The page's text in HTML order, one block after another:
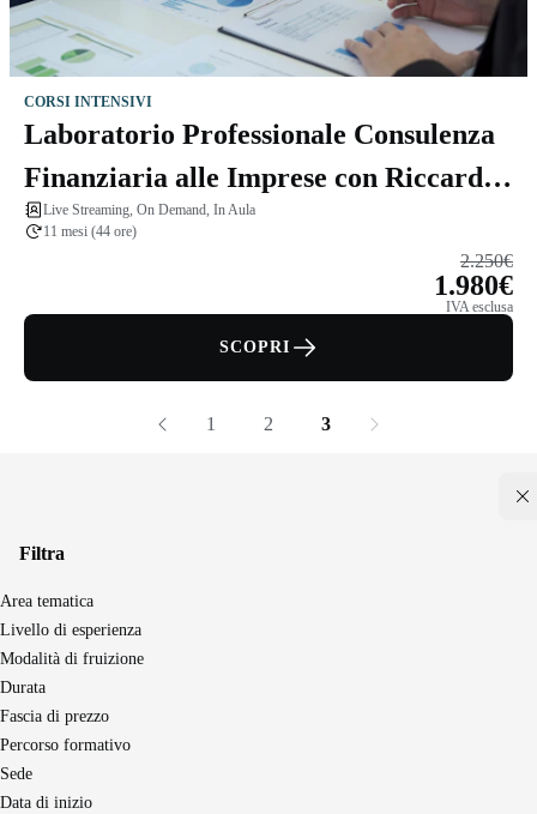
CORSI INTENSIVI
Laboratorio Professionale Consulenza
Finanziaria alle Imprese con Riccardo
Andriolo
Live Streaming, On Demand, In Aula
11 mesi (44 ore)
2.250€
1.980€
IVA esclusa
SCOPRI
1 2 3
Filtra
Area tematica
Livello di esperienza
Modalità di fruizione
Durata
Fascia di prezzo
Percorso formativo
Sede
Data di inizio
Seguici sui social
Master e corsi per profilo
Business e Comunicazione
Chi siamo